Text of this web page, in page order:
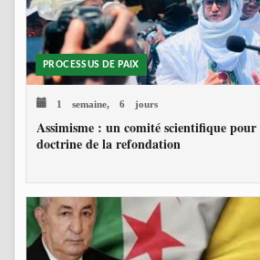
PROCESSUS DE PAIX
1 semaine, 6 jours
Assimisme : un comité scientifique
doctrine de la refondation